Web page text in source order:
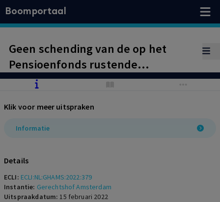
Boomportaal
Geen schending van de op het
Pensioenfonds rustende
informatieplicht bij het wijzigen van
Klik voor meer uitspraken
Informatie
Details
ECLI: ECLI:NL:GHAMS:2022:379
Instantie: Gerechtshof Amsterdam
Uitspraakdatum:15 februari 2022